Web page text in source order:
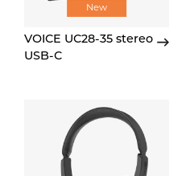
New
VOICE UC28-35 stereo
USB-C